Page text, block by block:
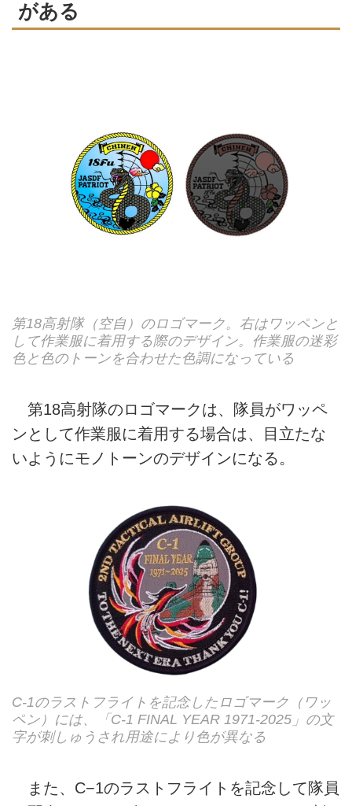
がある
第18高射隊（空自）のロゴマーク。右はワッペンと
して作業服に着用する際のデザイン。作業服の迷彩
色と色のトーンを合わせた色調になっている
第18高射隊のロゴマークは、隊員がワッペ
ンとして作業服に着用する場合は、目立たな
いようにモノトーンのデザインになる。
C-1のラストフライトを記念したロゴマーク（ワッ
ペン）には、「C-1 FINAL YEAR 1971-2025」の文
字が刺しゅうされ用途により色が異なる
また、C−1のラストフライトを記念して隊員